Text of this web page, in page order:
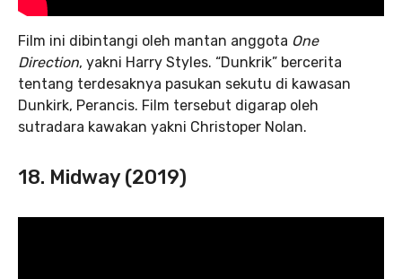
Film ini dibintangi oleh mantan anggota One
Direction, yakni Harry Styles. “Dunkrik” bercerita
tentang terdesaknya pasukan sekutu di kawasan
Dunkirk, Perancis. Film tersebut digarap oleh
sutradara kawakan yakni Christoper Nolan.
18. Midway (2019)